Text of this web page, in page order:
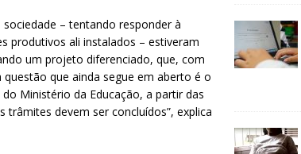
– tentando responder à
produtivos ali instalados – estiveram
um projeto diferenciado, que, com
que ainda segue em aberto é o
Ministério da Educação, a partir das
devem ser concluídos”, explica